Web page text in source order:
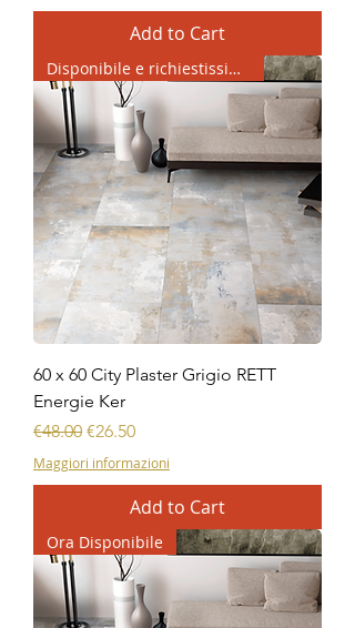
Add to Cart
Disponibile e richiestissimo
60 x 60 City Plaster Grigio RETT
Energie Ker
Regular Price
€48.00 Sale Price
€26.50
Maggiori informazioni
Add to Cart
Ora Disponibile